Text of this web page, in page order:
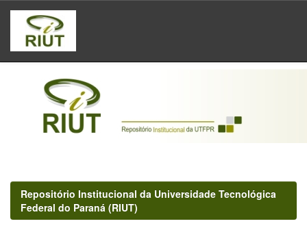
Skip
navigation
Repositório Institucional da Universidade Tecnológica
Federal do Paraná (RIUT)